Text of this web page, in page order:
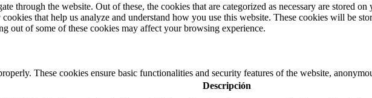
through the website. Out of these, the cookies that are categorized as necessary are stored
that help us analyze and understand how you use this website. These cookies will be
out of some of these cookies may affect your browsing experience.
These cookies ensure basic functionalities and security features of the website,
Descripción